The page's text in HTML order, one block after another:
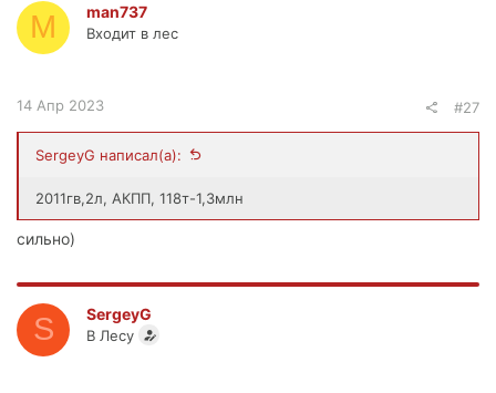
M man737
Входит в лес
14 Апр 2023 #27
SergeyG написал(а):
2011гв,2л, АКПП, 118т-1,3млн
сильно)
S SergeyG
В Лесу